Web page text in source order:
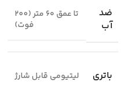
ضد
آب
تا عمق 60 متر (200
فوت)
باتری لیتیومی قابل شارژ